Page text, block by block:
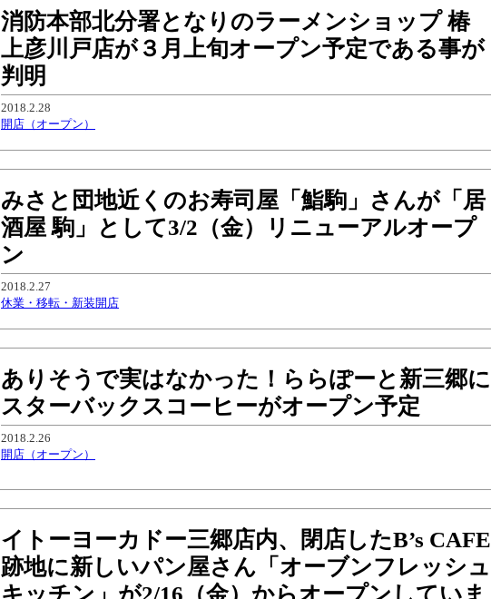
消防本部北分署となりのラーメンショップ 椿
上彦川戸店が３月上旬オープン予定である事が
判明
2018.2.28
開店（オープン）
みさと団地近くのお寿司屋「鮨駒」さんが「居
酒屋 駒」として3/2（金）リニューアルオープ
ン
2018.2.27
休業・移転・新装開店
ありそうで実はなかった！ららぽーと新三郷に
スターバックスコーヒーがオープン予定
2018.2.26
開店（オープン）
イトーヨーカドー三郷店内、閉店したB’s CAFE
跡地に新しいパン屋さん「オーブンフレッシュ
キッチン」が2/16（金）からオープンしていま